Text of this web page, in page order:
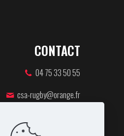
CONTACT
04 75 33 50 55
csa-rugby@orange.fr
07100 ANNONAY